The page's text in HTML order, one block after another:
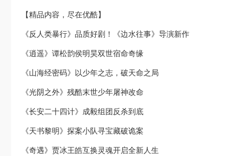
【精品内容，尽在优酷】
《反人类暴行》品质好剧！《边水往事》导演新作
《逍遥》谭松韵侯明昊双世宿命奇缘
《山海经密码》以少年之志，破天命之局
《光阴之外》残酷末世少年屠神改命
《长安二十四计》成毅组团反杀到底
《天书黎明》探案小队寻宝藏破诡案
《奇遇》贾冰王皓互换灵魂开启全新人生